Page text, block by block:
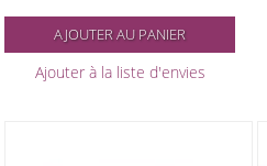
AJOUTER AU PANIER
Ajouter à la liste d'envies